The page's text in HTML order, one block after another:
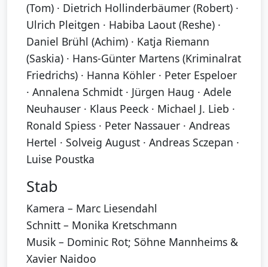
(Tom) · Dietrich Hollinderbäumer (Robert) ·
Ulrich Pleitgen · Habiba Laout (Reshe) ·
Daniel Brühl (Achim) · Katja Riemann
(Saskia) · Hans-Günter Martens (Kriminalrat
Friedrichs) · Hanna Köhler · Peter Espeloer
· Annalena Schmidt · Jürgen Haug · Adele
Neuhauser · Klaus Peeck · Michael J. Lieb ·
Ronald Spiess · Peter Nassauer · Andreas
Hertel · Solveig August · Andreas Sczepan ·
Luise Poustka
Stab
Kamera – Marc Liesendahl
Schnitt – Monika Kretschmann
Musik – Dominic Rot; Söhne Mannheims &
Xavier Naidoo